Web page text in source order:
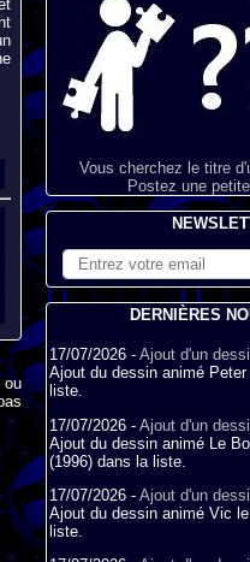
ou
Vous cherchez le titre
Postez une
DERNIÈRES
17/07/2026 - Ajout d'un
Ajout du dessin animé
liste.
17/07/2026 - Ajout d'un
Ajout du dessin animé Le
(1996) dans la liste.
17/07/2026 - Ajout d'un
Ajout du dessin animé Vic
liste.